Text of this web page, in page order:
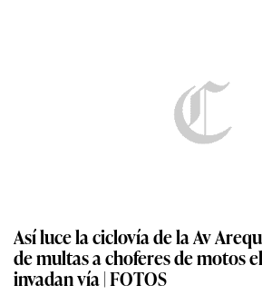
Así luce la ciclovía de la Av
de multas a choferes de motos
invadan vía | FOTOS